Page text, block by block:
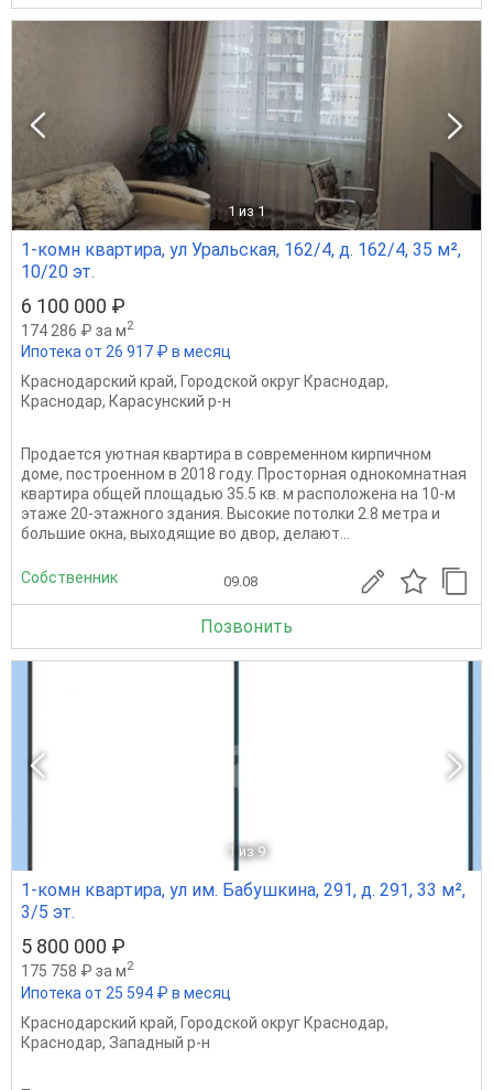
1 из 1
1-комн квартира, ул Уральская, 162/4, д. 162/4, 35 м²,
10/20 эт.
6 100 000 ₽
174 286 ₽ за м2
Ипотека от 26 917 ₽ в месяц
Краснодарский край, Городской округ Краснодар,
Краснодар, Карасунский р-н
Продается уютная квартира в современном кирпичном
доме, построенном в 2018 году. Просторная однокомнатная
квартира общей площадью 35.5 кв. м расположена на 10-м
этаже 20-этажного здания. Высокие потолки 2.8 метра и
большие окна, выходящие во двор, делают...
Собственник 09.08
Позвонить
1 из 9
1-комн квартира, ул им. Бабушкина, 291, д. 291, 33 м²,
3/5 эт.
5 800 000 ₽
175 758 ₽ за м2
Ипотека от 25 594 ₽ в месяц
Краснодарский край, Городской округ Краснодар,
Краснодар, Западный р-н